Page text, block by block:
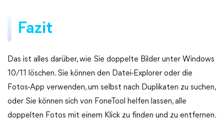
Fazit
Das ist alles darüber, wie Sie doppelte Bilder unter Windows
10/11 löschen. Sie können den Datei-Explorer oder die
Fotos-App verwenden, um selbst nach Duplikaten zu suchen,
oder Sie können sich von FoneTool helfen lassen, alle
doppelten Fotos mit einem Klick zu finden und zu entfernen.